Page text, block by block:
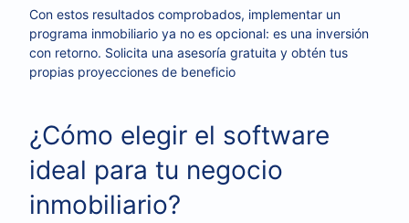
Con estos resultados comprobados, implementar un
programa inmobiliario ya no es opcional: es una inversión
con retorno. Solicita una asesoría gratuita y obtén tus
propias proyecciones de beneficio
¿Cómo elegir el software
ideal para tu negocio
inmobiliario?